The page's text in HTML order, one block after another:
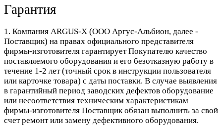
Гарантия
1. Компания ARGUS-X (ООО Аргус-Альбион, далее -
Поставщик) на правах официального представителя
фирмы-изготовителя гарантирует Покупателю качество
поставляемого оборудования и его безотказную работу в
течение 1-2 лет (точный срок в инструкции пользователя
или карточке товара) с даты поставки. В случае выявления
в гарантийный период заводских дефектов оборудование
или несоответствия техническим характеристикам
фирмы-изготовителя Поставщик обязан выполнить за свой
счет ремонт или замену дефективного оборудования.